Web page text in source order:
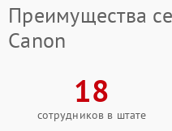
Преимущества
Canon
18
сотрудников в штате